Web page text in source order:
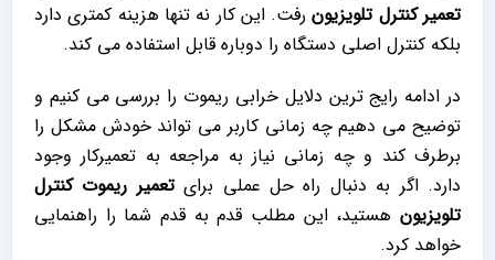
تعمیر کنترل تلویزیونرفت. این کار نه‌ تنها هزینه کمتری دارد
بلکه کنترل اصلی دستگاه را دوباره قابل استفاده می‌ کند.
در ادامه رایج‌ ترین دلایل خرابی ریموت را بررسی می‌ کنیم و
توضیح می‌ دهیم چه زمانی کاربر می‌ تواند خودش مشکل را
برطرف کند و چه زمانی نیاز به مراجعه به تعمیرکار وجود
دارد. اگر به دنبال راه‌ حل عملی برایتعمیر ریموت کنترل
تلویزیون هستید، این مطلب قدم‌ به‌ قدم شما را راهنمایی
خواهد کرد.